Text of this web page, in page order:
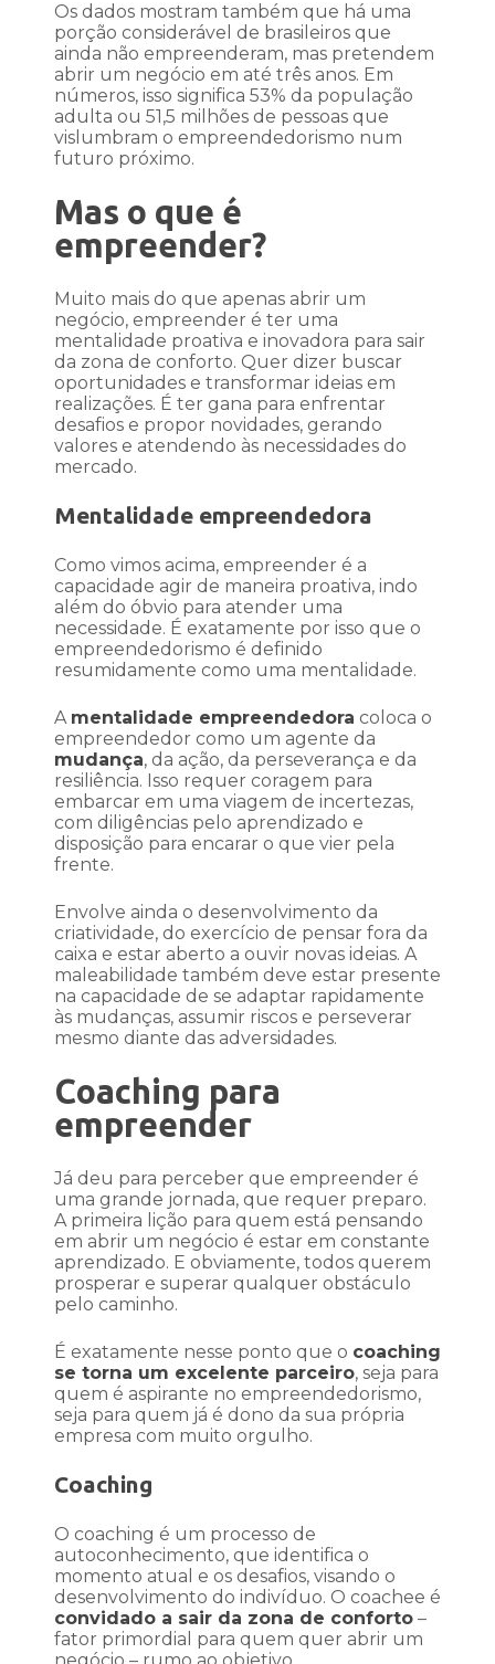
Os dados mostram também que há uma
porção considerável de brasileiros que
ainda não empreenderam, mas pretendem
abrir um negócio em até três anos. Em
números, isso significa 53% da população
adulta ou 51,5 milhões de pessoas que
vislumbram o empreendedorismo num
futuro próximo.
Mas o que é
empreender?
Muito mais do que apenas abrir um
negócio, empreender é ter uma
mentalidade proativa e inovadora para sair
da zona de conforto. Quer dizer buscar
oportunidades e transformar ideias em
realizações. É ter gana para enfrentar
desafios e propor novidades, gerando
valores e atendendo às necessidades do
mercado.
Mentalidade empreendedora
Como vimos acima, empreender é a
capacidade agir de maneira proativa, indo
além do óbvio para atender uma
necessidade. É exatamente por isso que o
empreendedorismo é definido
resumidamente como uma mentalidade.
A mentalidade empreendedora coloca o
empreendedor como um agente da
mudança, da ação, da perseverança e da
resiliência. Isso requer coragem para
embarcar em uma viagem de incertezas,
com diligências pelo aprendizado e
disposição para encarar o que vier pela
frente.
Envolve ainda o desenvolvimento da
criatividade, do exercício de pensar fora da
caixa e estar aberto a ouvir novas ideias. A
maleabilidade também deve estar presente
na capacidade de se adaptar rapidamente
às mudanças, assumir riscos e perseverar
mesmo diante das adversidades.
Coaching para
empreender
Já deu para perceber que empreender é
uma grande jornada, que requer preparo.
A primeira lição para quem está pensando
em abrir um negócio é estar em constante
aprendizado. E obviamente, todos querem
prosperar e superar qualquer obstáculo
pelo caminho.
É exatamente nesse ponto que o coaching
se torna um excelente parceiro, seja para
quem é aspirante no empreendedorismo,
seja para quem já é dono da sua própria
empresa com muito orgulho.
Coaching
O coaching é um processo de
autoconhecimento, que identifica o
momento atual e os desafios, visando o
desenvolvimento do indivíduo. O coachee é
convidado a sair da zona de conforto –
fator primordial para quem quer abrir um